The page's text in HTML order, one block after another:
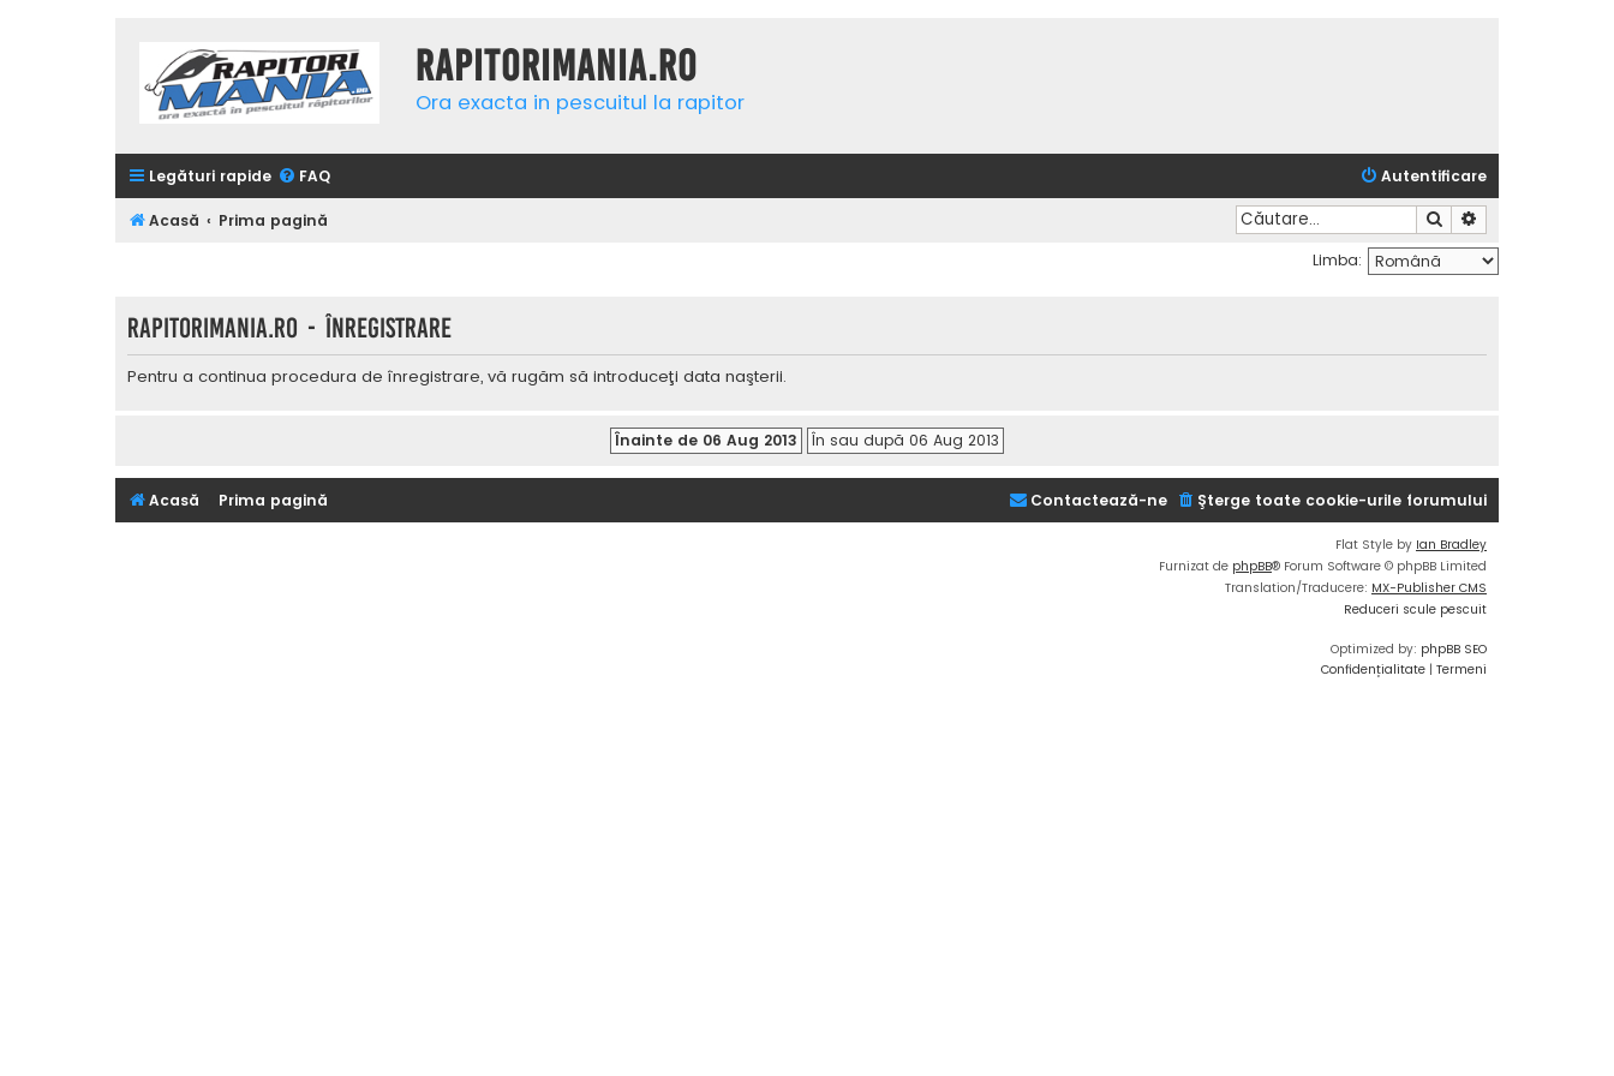
Rapitorimania.ro
Ora exacta in pescuitul la rapitor
Legături rapide FAQ Autentificare
Acasă Prima pagină Căutare
Limba:
Rapitorimania.ro - Înregistrare
Pentru a continua procedura de înregistrare, vă rugăm să introduceţi data naşterii.
Acasă Prima pagină Şterge toate cookie-urile forumului
Contactează-ne
Flat Style by Ian Bradley
Furnizat de phpBB® Forum Software © phpBB Limited
Translation/Traducere: MX-Publisher CMS
Reduceri scule pescuit
Optimized by: phpBB SEO
Confidențialitate | Termeni